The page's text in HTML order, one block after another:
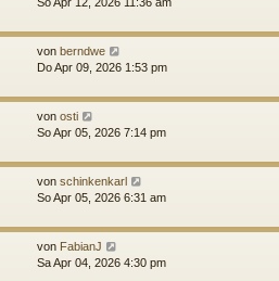
von berndwe
Do Apr 09, 2026 1:53 pm
von osti
So Apr 05, 2026 7:14 pm
von schinkenkarl
So Apr 05, 2026 6:31 am
von FabianJ
Sa Apr 04, 2026 4:30 pm